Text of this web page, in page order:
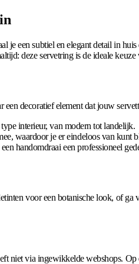
je een subtiel en elegant detail in
deze servetring is de ideale
decoratief element dat jouw
interieur, van modern tot landelijk.
waardoor je er eindeloos van kunt
handomdraai een professioneel
voor een botanische look, of
niet via ingewikkelde webshops.